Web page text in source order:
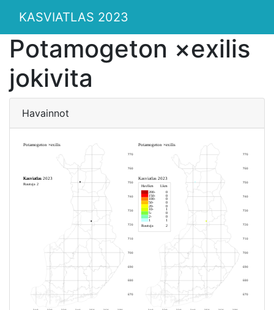
KASVIATLAS 2023
Potamogeton ×exilis
jokivita
Havainnot